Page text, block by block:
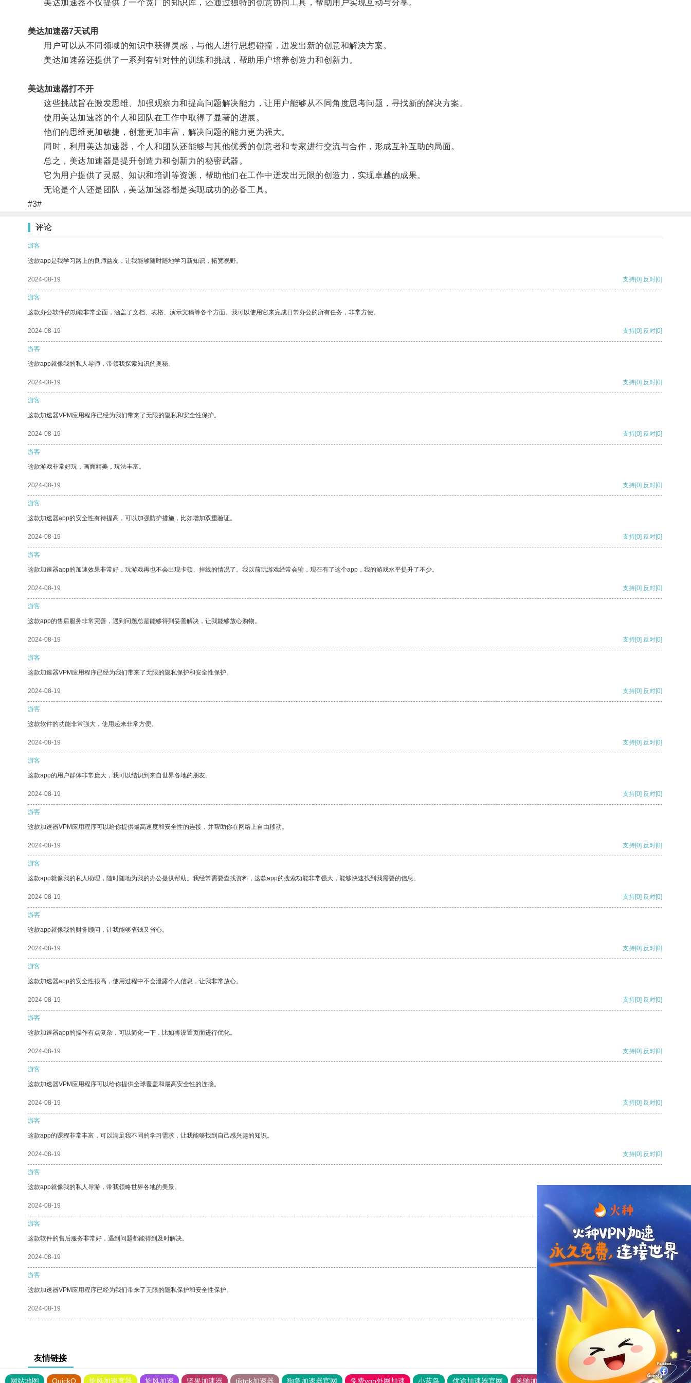
美达加速器不仅提供了一个宽广的知识库，还通过独特的创意协同工具，帮助用户实现互动与分享。
美达加速器7天试用
用户可以从不同领域的知识中获得灵感，与他人进行思想碰撞，迸发出新的创意和解决方案。
美达加速器还提供了一系列有针对性的训练和挑战，帮助用户培养创造力和创新力。
美达加速器打不开
这些挑战旨在激发思维、加强观察力和提高问题解决能力，让用户能够从不同角度思考问题，寻找新的解决方案。
使用美达加速器的个人和团队在工作中取得了显著的进展。
他们的思维更加敏捷，创意更加丰富，解决问题的能力更为强大。
同时，利用美达加速器，个人和团队还能够与其他优秀的创意者和专家进行交流与合作，形成互补互助的局面。
总之，美达加速器是提升创造力和创新力的秘密武器。
它为用户提供了灵感、知识和培训等资源，帮助他们在工作中迸发出无限的创造力，实现卓越的成果。
无论是个人还是团队，美达加速器都是实现成功的必备工具。
#3#
评论
游客
这款app是我学习路上的良师益友，让我能够随时随地学习新知识，拓宽视野。
2024-08-19 支持[0] 反对[0]
游客
这款办公软件的功能非常全面，涵盖了文档、表格、演示文稿等各个方面。我可以使用它来完成日常办公的所有任务，非常方便。
2024-08-19 支持[0] 反对[0]
游客
这款app就像我的私人导师，带领我探索知识的奥秘。
2024-08-19 支持[0] 反对[0]
游客
这款加速器VPM应用程序已经为我们带来了无限的隐私和安全性保护。
2024-08-19 支持[0] 反对[0]
游客
这款游戏非常好玩，画面精美，玩法丰富。
2024-08-19 支持[0] 反对[0]
游客
这款加速器app的安全性有待提高，可以加强防护措施，比如增加双重验证。
2024-08-19 支持[0] 反对[0]
游客
这款加速器app的加速效果非常好，玩游戏再也不会出现卡顿、掉线的情况了。我以前玩游戏经常会输，现在有了这个app，我的游戏水平提升了不少。
2024-08-19 支持[0] 反对[0]
游客
这款app的售后服务非常完善，遇到问题总是能够得到妥善解决，让我能够放心购物。
2024-08-19 支持[0] 反对[0]
游客
这款加速器VPM应用程序已经为我们带来了无限的隐私保护和安全性保护。
2024-08-19 支持[0] 反对[0]
游客
这款软件的功能非常强大，使用起来非常方便。
2024-08-19 支持[0] 反对[0]
游客
这款app的用户群体非常庞大，我可以结识到来自世界各地的朋友。
2024-08-19 支持[0] 反对[0]
游客
这款加速器VPM应用程序可以给你提供最高速度和安全性的连接，并帮助你在网络上自由移动。
2024-08-19 支持[0] 反对[0]
游客
这款app就像我的私人助理，随时随地为我的办公提供帮助。我经常需要查找资料，这款app的搜索功能非常强大，能够快速找到我需要的信息。
2024-08-19 支持[0] 反对[0]
游客
这款app就像我的财务顾问，让我能够省钱又省心。
2024-08-19 支持[0] 反对[0]
游客
这款加速器app的安全性很高，使用过程中不会泄露个人信息，让我非常放心。
2024-08-19 支持[0] 反对[0]
游客
这款加速器app的操作有点复杂，可以简化一下，比如将设置页面进行优化。
2024-08-19 支持[0] 反对[0]
游客
这款加速器VPM应用程序可以给你提供全球覆盖和最高安全性的连接。
2024-08-19 支持[0] 反对[0]
游客
这款app的课程非常丰富，可以满足我不同的学习需求，让我能够找到自己感兴趣的知识。
2024-08-19 支持[0] 反对[0]
游客
这款app就像我的私人导游，带我领略世界各地的美景。
2024-08-19 支持
游客
这款软件的售后服务非常好，遇到问题都能得到及时解决。
2024-08-19 支持[0] 反对[0]
游客
这款加速器VPM应用程序已经为我们带来了无限的隐私保护和安全性保护。
2024-08-19 支持[0] 反对[0]
友情链接
网站地图 QuickQ 旋风加速度器 旋风加速 坚果加速器 tiktok加速器 狗急加速器官网 免费vqn外网加速 小蓝鸟 优途加速器官网 风驰加速器 旋风加速器